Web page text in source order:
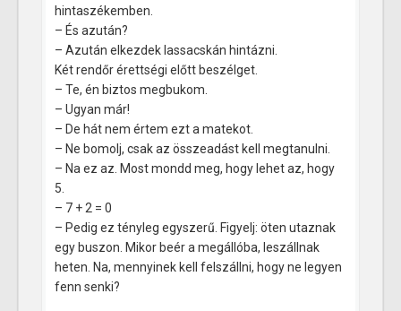
hintaszékemben.
– És azután?
– Azután elkezdek lassacskán hintázni.
Két rendőr érettségi előtt beszélget.
– Te, én biztos megbukom.
– Ugyan már!
– De hát nem értem ezt a matekot.
– Ne bomolj, csak az összeadást kell megtanulni.
– Na ez az. Most mondd meg, hogy lehet az, hogy
5.
– 7 + 2 = 0
– Pedig ez tényleg egyszerű. Figyelj: öten utaznak
egy buszon. Mikor beér a megállóba, leszállnak
heten. Na, mennyinek kell felszállni, hogy ne legyen
fenn senki?